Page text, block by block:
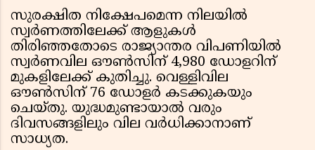
സുരക്ഷിത നിക്ഷേപമെന്ന നിലയിൽ
സ്വർണത്തിലേക്ക് ആളുകൾ
തിരിഞ്ഞതോടെ രാജ്യാന്തര വിപണിയിൽ
സ്വർണവില ഔൺസിന് 4,980 ഡോളറിന്
മുകളിലേക്ക് കുതിച്ചു. വെള്ളിവില
ഔൺസിന് 76 ഡോളർ കടക്കുകയും
ചെയ്തു. യുദ്ധമുണ്ടായാൽ വരും
ദിവസങ്ങളിലും വില വർധിക്കാനാണ്
സാധ്യത.